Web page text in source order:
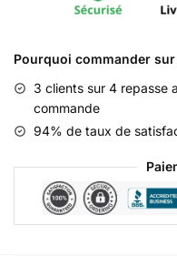
Pourquoi commander
3 clients sur 4 repasse
commande
94% de taux de